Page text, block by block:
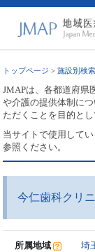
トップページ >施設別検索
JMAPは、各都道府県
や介護の提供体制に
ただくことを目的とし
当サイトで使用して
参照ください。
今仁歯科クリ
所属地域 埼